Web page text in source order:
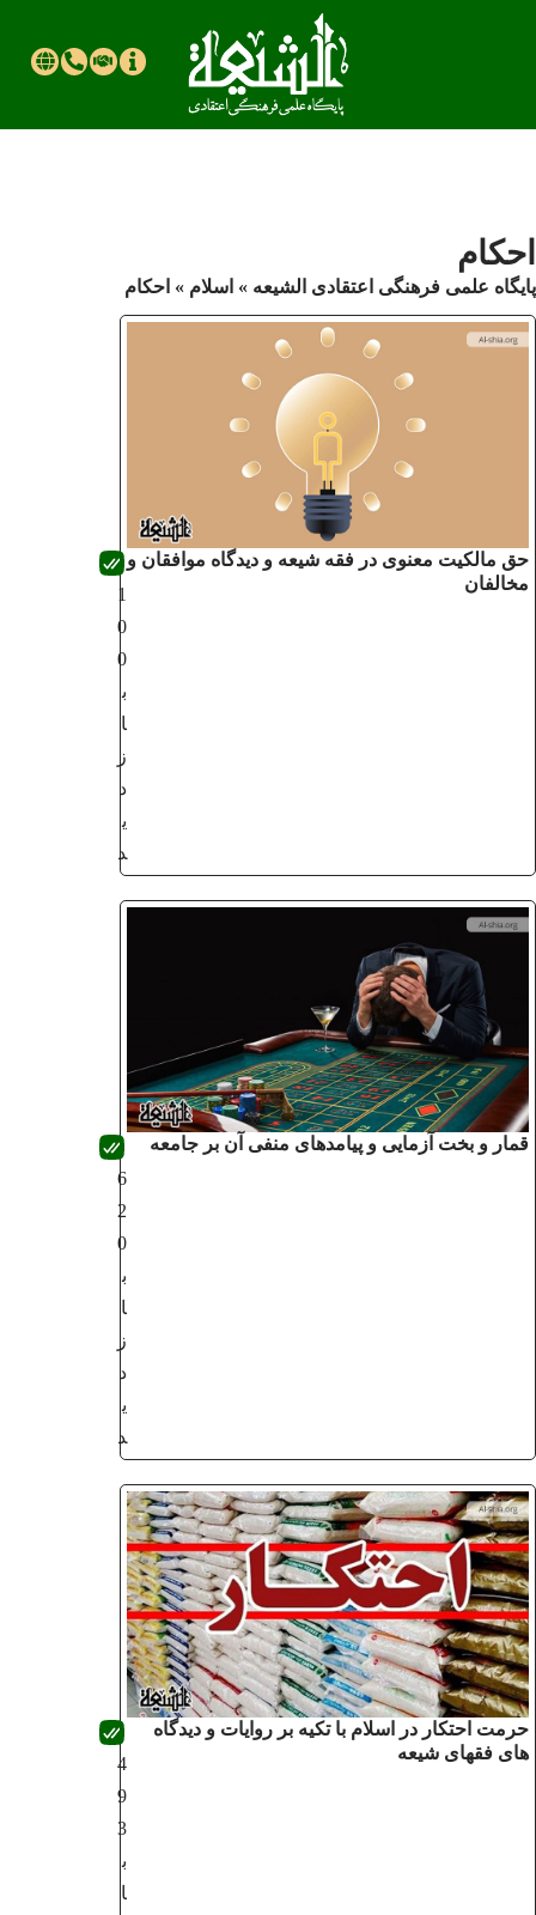
احکام
پایگاه علمی فرهنگی اعتقادی الشیعه » اسلام » احکام
حق مالکیت معنوی در فقه شیعه و دیدگاه موافقان و
مخالفان
1
0
0
ب
ا
ز
د
ی
د
قمار و بخت آزمایی و پیامدهای منفی آن بر جامعه
6
2
0
ب
ا
ز
د
ی
د
حرمت احتکار در اسلام با تکیه بر روایات و دیدگاه
های فقهای شیعه
4
9
3
ب
ا